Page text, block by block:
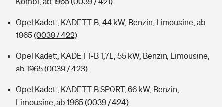
Opel Kadett, KADETT-B, 44 kW, Benzin, Limousine, ab
1965(0039 / 422)
Opel Kadett, KADETT-B 1,7L, 55 kW, Benzin, Limousine,
ab 1965(0039 / 423)
Opel Kadett, KADETT-B SPORT, 66 kW, Benzin,
Limousine, ab 1965(0039 / 424)